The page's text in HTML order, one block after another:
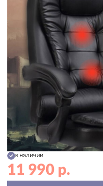
в наличии
11 990 р.